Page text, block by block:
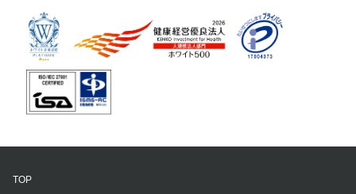
TOP